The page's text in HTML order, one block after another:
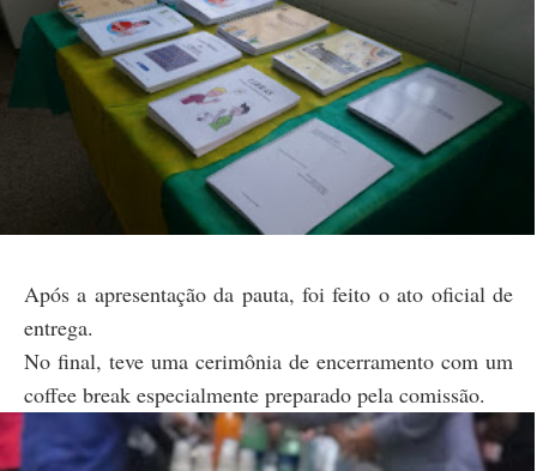
Após a apresentação da pauta, foi feito o ato oficial de
entrega.
No final, teve uma cerimônia de encerramento com um
coffee break especialmente preparado pela comissão.